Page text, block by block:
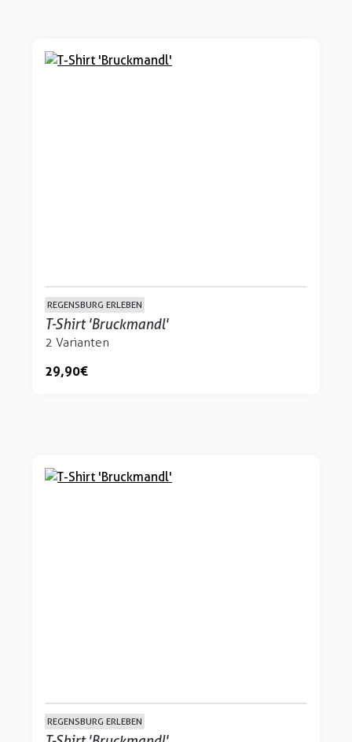
REGENSBURG ERLEBEN
T-Shirt 'Bruckmandl'
2 Varianten
29,90 €
REGENSBURG ERLEBEN